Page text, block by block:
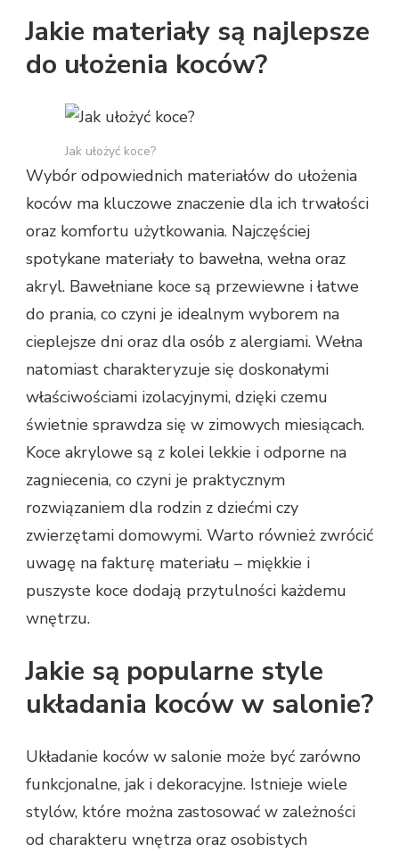
Jakie materiały są najlepsze
do ułożenia koców?
Jak ułożyć koce?
Wybór odpowiednich materiałów do ułożenia
koców ma kluczowe znaczenie dla ich trwałości
oraz komfortu użytkowania. Najczęściej
spotykane materiały to bawełna, wełna oraz
akryl. Bawełniane koce są przewiewne i łatwe
do prania, co czyni je idealnym wyborem na
cieplejsze dni oraz dla osób z alergiami. Wełna
natomiast charakteryzuje się doskonałymi
właściwościami izolacyjnymi, dzięki czemu
świetnie sprawdza się w zimowych miesiącach.
Koce akrylowe są z kolei lekkie i odporne na
zagniecenia, co czyni je praktycznym
rozwiązaniem dla rodzin z dziećmi czy
zwierzętami domowymi. Warto również zwrócić
uwagę na fakturę materiału – miękkie i
puszyste koce dodają przytulności każdemu
wnętrzu.
Jakie są popularne style
układania koców w salonie?
Układanie koców w salonie może być zarówno
funkcjonalne, jak i dekoracyjne. Istnieje wiele
stylów, które można zastosować w zależności
od charakteru wnętrza oraz osobistych